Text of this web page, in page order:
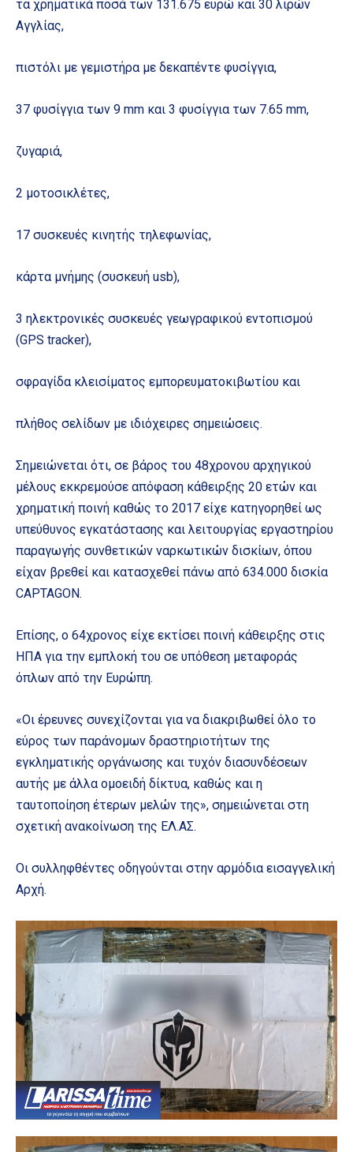
τα χρηματικά ποσά των 131.675 ευρώ και 30 λιρών
Αγγλίας,
πιστόλι με γεμιστήρα με δεκαπέντε φυσίγγια,
37 φυσίγγια των 9 mm και 3 φυσίγγια των 7.65 mm,
ζυγαριά,
2 μοτοσικλέτες,
17 συσκευές κινητής τηλεφωνίας,
κάρτα μνήμης (συσκευή usb),
3 ηλεκτρονικές συσκευές γεωγραφικού εντοπισμού
(GPS tracker),
σφραγίδα κλεισίματος εμπορευματοκιβωτίου και
πλήθος σελίδων με ιδιόχειρες σημειώσεις.
Σημειώνεται ότι, σε βάρος του 48χρονου αρχηγικού
μέλους εκκρεμούσε απόφαση κάθειρξης 20 ετών και
χρηματική ποινή καθώς το 2017 είχε κατηγορηθεί ως
υπεύθυνος εγκατάστασης και λειτουργίας εργαστηρίου
παραγωγής συνθετικών ναρκωτικών δισκίων, όπου
είχαν βρεθεί και κατασχεθεί πάνω από 634.000 δισκία
CAPTAGON.
Επίσης, ο 64χρονος είχε εκτίσει ποινή κάθειρξης στις
ΗΠΑ για την εμπλοκή του σε υπόθεση μεταφοράς
όπλων από την Ευρώπη.
«Οι έρευνες συνεχίζονται για να διακριβωθεί όλο το
εύρος των παράνομων δραστηριοτήτων της
εγκληματικής οργάνωσης και τυχόν διασυνδέσεων
αυτής με άλλα ομοειδή δίκτυα, καθώς και η
ταυτοποίηση έτερων μελών της», σημειώνεται στη
σχετική ανακοίνωση της ΕΛ.ΑΣ.
Οι συλληφθέντες οδηγούνται στην αρμόδια εισαγγελική
Αρχή.